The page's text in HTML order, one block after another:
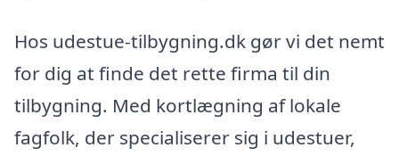
Hos udestue-tilbygning.dk gør vi det nemt
for dig at finde det rette firma til din
tilbygning. Med kortlægning af lokale
fagfolk, der specialiserer sig i udestuer,